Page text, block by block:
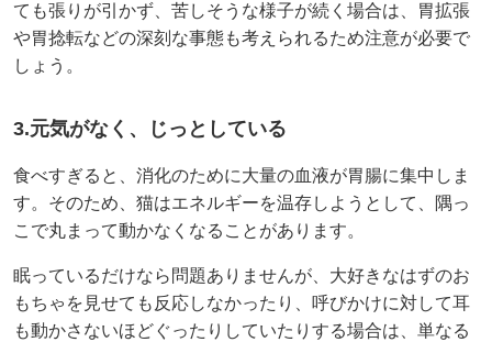
ても張りが引かず、苦しそうな様子が続く場合は、胃拡張
や胃捻転などの深刻な事態も考えられるため注意が必要で
しょう。
3.元気がなく、じっとしている
食べすぎると、消化のために大量の血液が胃腸に集中しま
す。そのため、猫はエネルギーを温存しようとして、隅っ
こで丸まって動かなくなることがあります。
眠っているだけなら問題ありませんが、大好きなはずのお
もちゃを見せても反応しなかったり、呼びかけに対して耳
も動かさないほどぐったりしていたりする場合は、単なる